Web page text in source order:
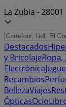
La Zubia - 28001
Destacados
y Bricolaje
Electrónica
Recambios
BellezaViajes
ÓpticasOcio